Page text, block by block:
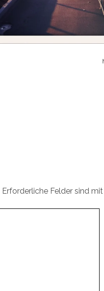
Erforderliche Felder sind mit